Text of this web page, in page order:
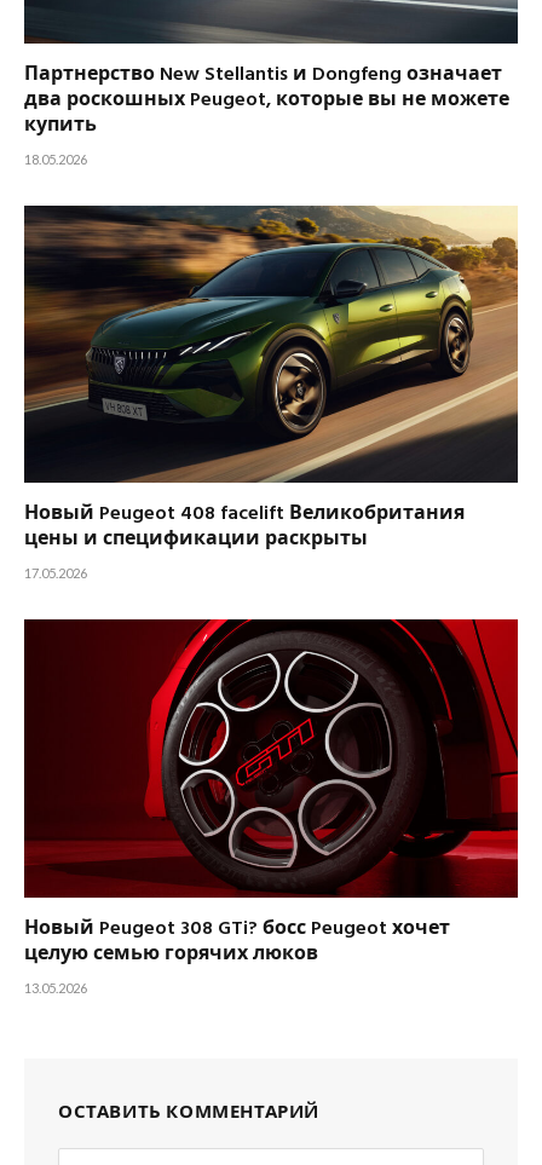
Партнерство New Stellantis и Dongfeng означает
два роскошных Peugeot, которые вы не можете
купить
18.05.2026
Новый Peugeot 408 facelift Великобритания
цены и спецификации раскрыты
17.05.2026
Новый Peugeot 308 GTi? босс Peugeot хочет
целую семью горячих люков
13.05.2026
ОСТАВИТЬ КОММЕНТАРИЙ